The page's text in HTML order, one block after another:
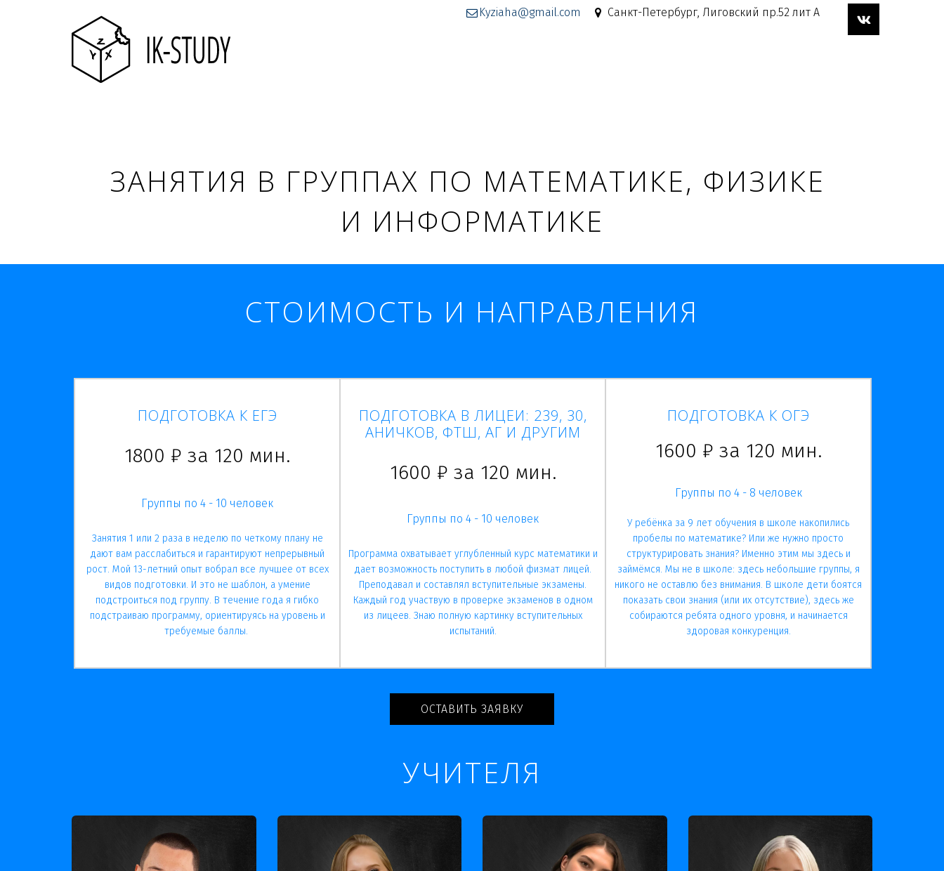
Санкт-Петербург, Лиговский пр.52 лит А
Kyziaha@gmail.com
ЗАНЯТИЯ В ГРУППАХ ПО МАТЕМАТИКЕ, ФИЗИКЕ
И ИНФОРМАТИКЕ
СТОИМОСТЬ И НАПРАВЛЕНИЯ
ПОДГОТОВКА К ЕГЭ
1800 ₽ за 120 мин.
Группы по 4 - 10 человек
Занятия 1 или 2 раза в неделю по четкому плану не
дают вам расслабиться и гарантируют непрерывный
рост. Мой 13-летний опыт вобрал все лучшее от всех
видов подготовки. И это не шаблон, а умение
подстроиться под группу. В течение года я гибко
подстраиваю программу, ориентируясь на уровень и
требуемые баллы.
ПОДГОТОВКА В ЛИЦЕИ: 239, 30,
АНИЧКОВ, ФТШ, АГ И ДРУГИМ
1600 ₽ за 120 мин.
Группы по 4 - 10 человек
Программа охватывает углубленный курс математики и
дает возможность поступить в любой физмат лицей.
Преподавал и составлял вступительные экзамены.
Каждый год участвую в проверке экзаменов в одном
из лицеев. Знаю полную картинку вступительных
испытаний.
ПОДГОТОВКА К ОГЭ
1600 ₽ за 120 мин.
Группы по 4 - 8 человек
У ребёнка за 9 лет обучения в школе накопились
пробелы по математике? Или же нужно просто
структурировать знания? Именно этим мы здесь и
займёмся. Мы не в школе: здесь небольшие группы, я
никого не оставлю без внимания. В школе дети боятся
показать свои знания (или их отсутствие), здесь же
собираются ребята одного уровня, и начинается
здоровая конкуренция.
ОСТАВИТЬ ЗАЯВКУ
УЧИТЕЛЯ